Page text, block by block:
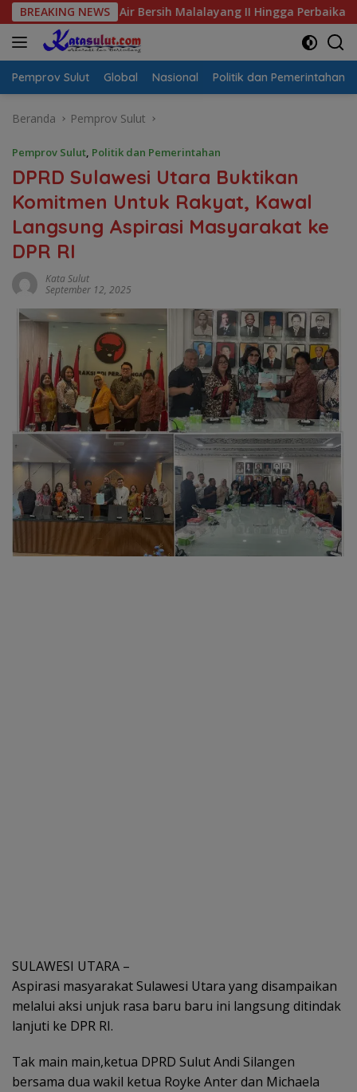
Langsung
ke
konten
BREAKING NEWS
Air Bersih Malalayang II Hingga Perbaikan Infrastruktur
Pemprov Sulut Global Nasional Politik dan Pemerintahan
Beranda Pemprov Sulut
Pemprov Sulut, Politik dan Pemerintahan
DPRD Sulawesi Utara Buktikan
Komitmen Untuk Rakyat, Kawal
Langsung Aspirasi Masyarakat ke
DPR RI
Kata Sulut
September 12, 2025
SULAWESI UTARA –
Aspirasi masyarakat Sulawesi Utara yang disampaikan
melalui aksi unjuk rasa baru baru ini langsung ditindak
lanjuti ke DPR RI.
Tak main main,ketua DPRD Sulut Andi Silangen
bersama dua wakil ketua Royke Anter dan Michaela